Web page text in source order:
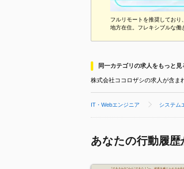
フルリモートを推奨してお
地方在住。フレキシブルな働
同一カテゴリの求人をもっと見
株式会社ココロザシの求人が含ま
IT・Webエンジニア システム
あなたの行動履